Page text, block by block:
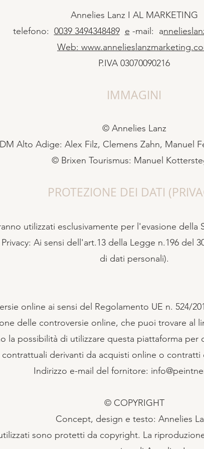
Annelies Lanz I AL MARKETING
telefono: 0039 3494348489 e -mail: a
Web:
P.IVA 03070090216
IMMAGINI
© Annelies Lanz
Alto Adige: Alex Filz, Clemens Zahn, Manuel
© Brixen Tourismus: Manuel
PROTEZIONE DEI DATI
utilizzati esclusivamente per l'evasione della
Ai sensi dell'art.13 della Legge n.196 del
di dati personali).
online ai sensi del Regolamento UE n. 524/
delle controversie online, che puoi trovare al
la possibilità di utilizzare questa piattaforma
contrattuali derivanti da acquisti online o contratti
Indirizzo e-mail del fornitore:
© COPYRIGHT
Concept, design e testo: Annelies
sono protetti da copyright. La